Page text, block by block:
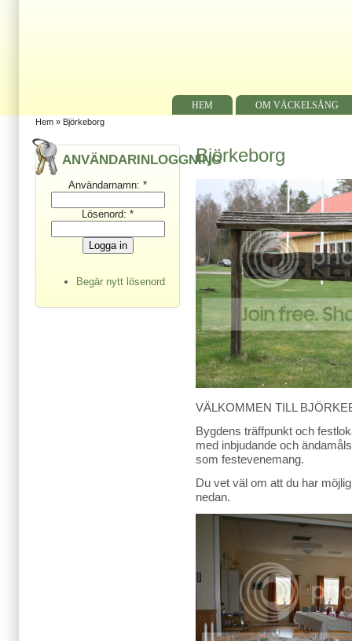
HEM OM VÄCKELSÅNG
Hem » Björkeborg
Björkeborg
VÄLKOMMEN TILL
Bygdens träffpunkt och
med inbjudande och
som festevenemang.
Du vet väl om att du har
nedan.
ANVÄNDARINLOGGNING
Användarnamn: *
Lösenord: *
Begär nytt lösenord